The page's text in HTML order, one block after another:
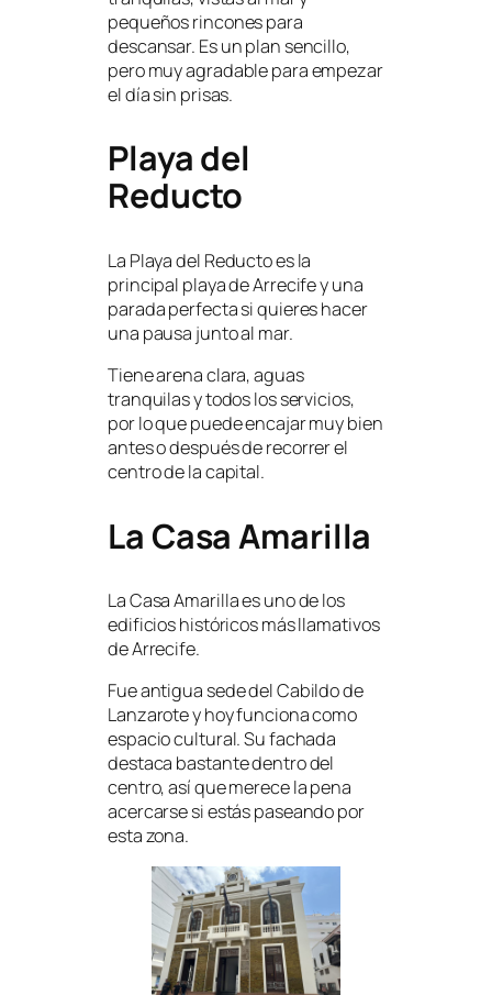
pequeños rincones para
descansar. Es un plan sencillo,
pero muy agradable para empezar
el día sin prisas.
Playa del
Reducto
La Playa del Reducto es la
principal playa de Arrecife y una
parada perfecta si quieres hacer
una pausa junto al mar.
Tiene arena clara, aguas
tranquilas y todos los servicios,
por lo que puede encajar muy bien
antes o después de recorrer el
centro de la capital.
La Casa Amarilla
La Casa Amarilla es uno de los
edificios históricos más llamativos
de Arrecife.
Fue antigua sede del Cabildo de
Lanzarote y hoy funciona como
espacio cultural. Su fachada
destaca bastante dentro del
centro, así que merece la pena
acercarse si estás paseando por
esta zona.